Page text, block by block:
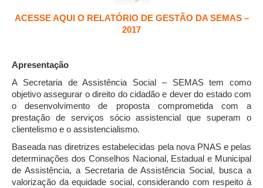
ACESSE AQUI O RELATÓRIO DE GESTÃO DA SEMAS –
2017
Apresentação
A Secretaria de Assistência Social – SEMAS tem como
objetivo assegurar o direito do cidadão e dever do estado com
o desenvolvimento de proposta comprometida com a
prestação de serviços sócio assistencial que superam o
clientelismo e o assistencialismo.
Baseada nas diretrizes estabelecidas pela nova PNAS e pelas
determinações dos Conselhos Nacional, Estadual e Municipal
de Assistência, a Secretaria de Assistência Social, busca a
valorização da equidade social, considerando com respeito à